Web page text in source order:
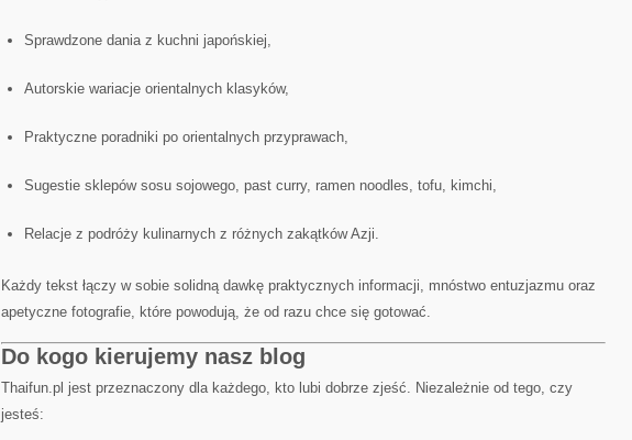
Sprawdzone dania z kuchni japońskiej,
Autorskie wariacje orientalnych klasyków,
Praktyczne poradniki po orientalnych przyprawach,
Sugestie sklepów sosu sojowego, past curry, ramen noodles, tofu, kimchi,
Relacje z podróży kulinarnych z różnych zakątków Azji.
Każdy tekst łączy w sobie solidną dawkę praktycznych informacji, mnóstwo entuzjazmu oraz
apetyczne fotografie, które powodują, że od razu chce się gotować.
Do kogo kierujemy nasz blog
Thaifun.pl jest przeznaczony dla każdego, kto lubi dobrze zjeść. Niezależnie od tego, czy
jesteś: